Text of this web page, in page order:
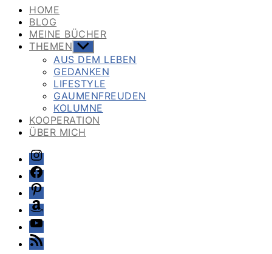
HOME
BLOG
MEINE BÜCHER
THEMEN Untermenü
anzeigen
AUS DEM LEBEN
GEDANKEN
LIFESTYLE
GAUMENFREUDEN
KOLUMNE
KOOPERATION
ÜBER MICH
Instagram
Facebook
Pinterest
Amazon
Youtube
Feed